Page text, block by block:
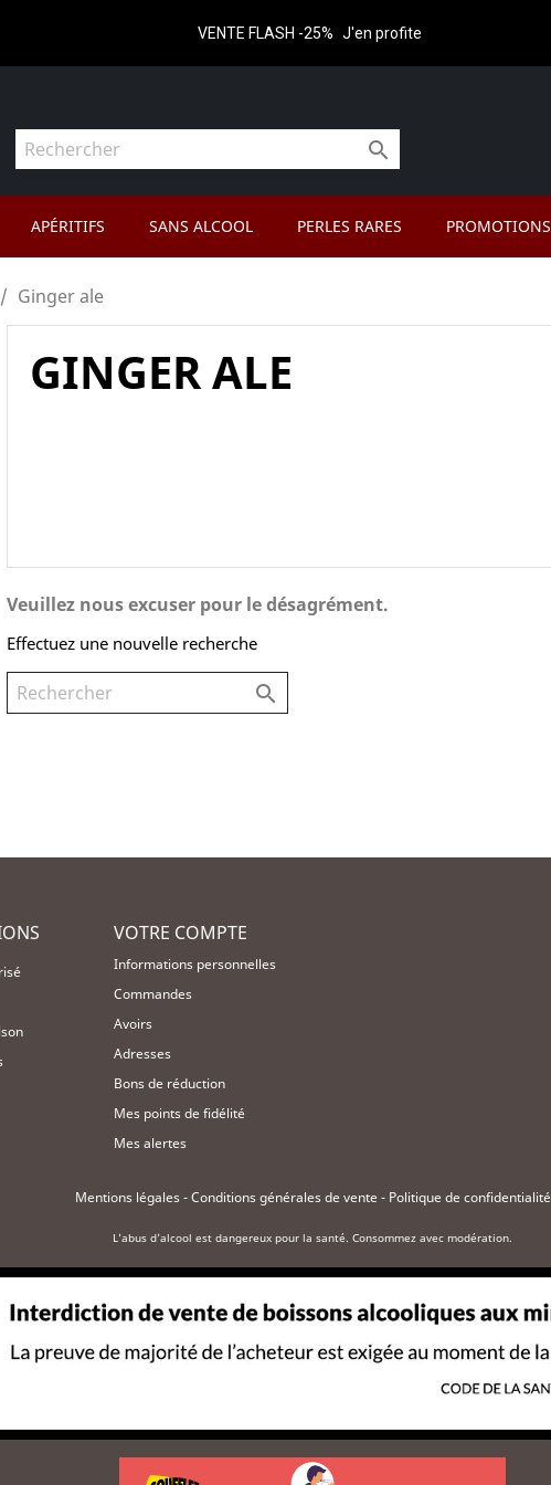
VENTE FLASH -25% J'en profite

APÉRITIFS SANS ALCOOL PERLES RARES PROMOTIONS
Ginger ale
GINGER ALE
Veuillez nous excuser pour le désagrément.
Effectuez une nouvelle recherche

VOTRE COMPTE
Informations personnelles
Commandes
Avoirs
Adresses
Bons de réduction
Mes points de fidélité
Mes alertes
Mentions légales-Conditions générales de vente - Politique de confidentialité
L'abus d'alcool est dangereux pour la santé. Consommez avec modération.